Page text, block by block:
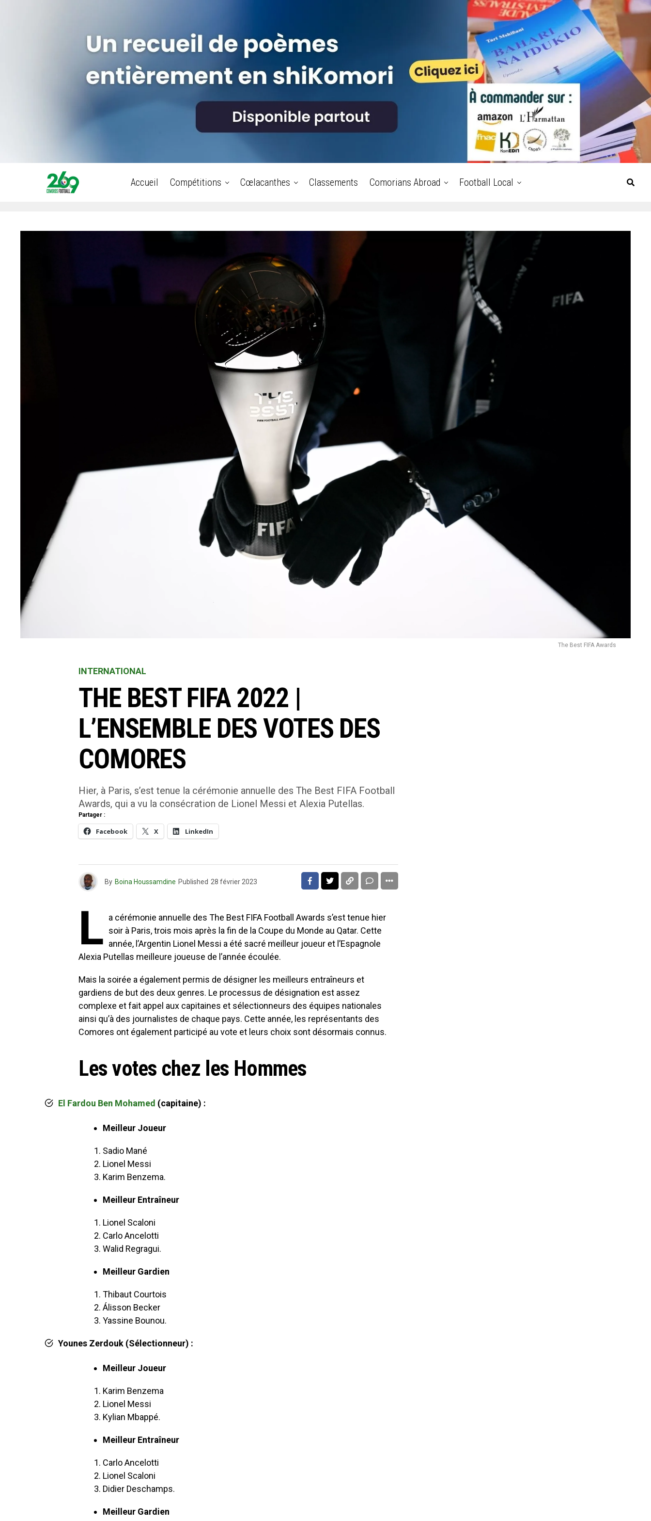
Accueil Compétitions Cœlacanthes Classements Comorians Abroad Football Local
The Best FIFA Awards
INTERNATIONAL
THE BEST FIFA 2022 |
L’ENSEMBLE DES VOTES DES
COMORES
Hier, à Paris, s’est tenue la cérémonie annuelle des The Best FIFA Football
Awards, qui a vu la consécration de Lionel Messi et Alexia Putellas.
Partager :
Facebook X LinkedIn
By Boina Houssamdine Published 28 février 2023
L a cérémonie annuelle des The Best FIFA Football Awards s’est tenue hier
soir à Paris, trois mois après la fin de la Coupe du Monde au Qatar. Cette
année, l’Argentin Lionel Messi a été sacré meilleur joueur et l’Espagnole
Alexia Putellas meilleure joueuse de l’année écoulée.
Mais la soirée a également permis de désigner les meilleurs entraîneurs et
gardiens de but des deux genres. Le processus de désignation est assez
complexe et fait appel aux capitaines et sélectionneurs des équipes nationales
ainsi qu’à des journalistes de chaque pays. Cette année, les représentants des
Comores ont également participé au vote et leurs choix sont désormais connus.
Les votes chez les Hommes
El Fardou Ben Mohamed (capitaine) :
Meilleur Joueur
Sadio Mané
Lionel Messi
Karim Benzema.
Meilleur Entraîneur
Lionel Scaloni
Carlo Ancelotti
Walid Regragui.
Meilleur Gardien
Thibaut Courtois
Álisson Becker
Yassine Bounou.
Younes Zerdouk (Sélectionneur) :
Meilleur Joueur
Karim Benzema
Lionel Messi
Kylian Mbappé.
Meilleur Entraîneur
Carlo Ancelotti
Lionel Scaloni
Didier Deschamps.
Meilleur Gardien